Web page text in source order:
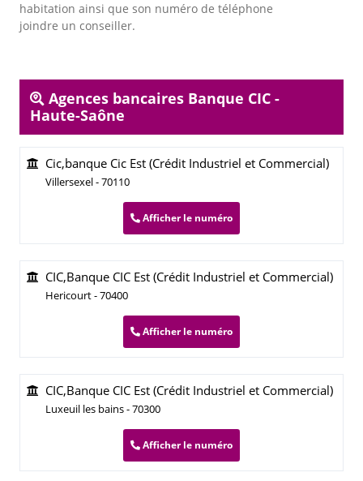
habitation ainsi que son numéro de téléphone
joindre un conseiller.
Agences bancaires Banque CIC -
Haute-Saône
Cic,banque Cic Est (Crédit Industriel et Commercial)
Villersexel - 70110
Afficher le numéro
CIC,Banque CIC Est (Crédit Industriel et Commercial)
Hericourt - 70400
Afficher le numéro
CIC,Banque CIC Est (Crédit Industriel et Commercial)
Luxeuil les bains - 70300
Afficher le numéro